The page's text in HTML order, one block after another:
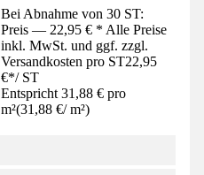
Bei Abnahme von 30 ST:
Preis — 22,95 € * Alle Preise
inkl. MwSt. und ggf. zzgl.
Versandkosten pro ST22,95
€*/ ST
Entspricht 31,88 € pro
m²(31,88 €/ m²)